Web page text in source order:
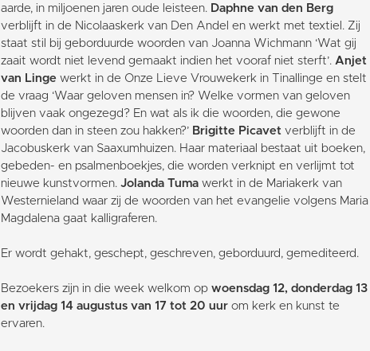
aarde, in miljoenen jaren oude leisteen. Daphne van den Berg
verblijft in de Nicolaaskerk van Den Andel en werkt met textiel. Zij
staat stil bij geborduurde woorden van Joanna Wichmann ‘Wat gij
zaait wordt niet levend gemaakt indien het vooraf niet sterft’. Anjet
van Linge werkt in de Onze Lieve Vrouwekerk in Tinallinge en stelt
de vraag ‘Waar geloven mensen in? Welke vormen van geloven
blijven vaak ongezegd? En wat als ik die woorden, die gewone
woorden dan in steen zou hakken?’ Brigitte Picavet verblijft in de
Jacobuskerk van Saaxumhuizen. Haar materiaal bestaat uit boeken,
gebeden- en psalmenboekjes, die worden verknipt en verlijmt tot
nieuwe kunstvormen. Jolanda Tumawerkt in de Mariakerk van
Westernieland waar zij de woorden van het evangelie volgens Maria
Magdalena gaat kalligraferen.
Er wordt gehakt, geschept, geschreven, geborduurd, gemediteerd.
Bezoekers zijn in die week welkom op woensdag 12, donderdag 13
en vrijdag 14 augustus van 17 tot 20 uurom kerk en kunst te
ervaren.